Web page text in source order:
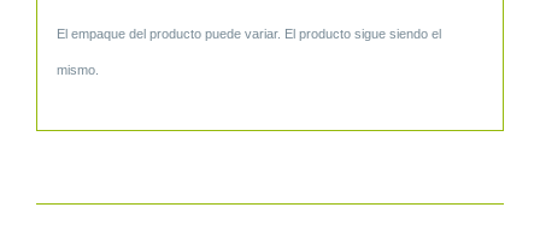
El empaque del producto puede variar. El producto sigue siendo el
mismo.